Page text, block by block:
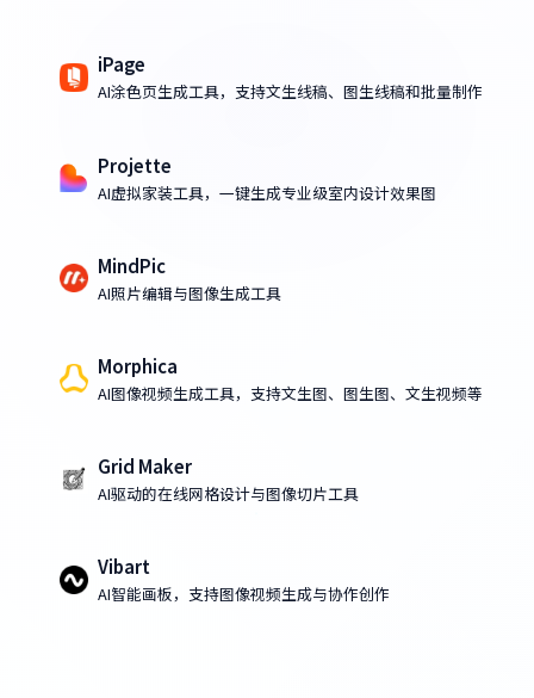
iPage
AI涂色页生成工具，支持文生线稿、图生线稿和批量制作
Projette
AI虚拟家装工具，一键生成专业级室内设计效果图
MindPic
AI照片编辑与图像生成工具
Morphica
AI图像视频生成工具，支持文生图、图生图、文生视频等
Grid Maker
AI驱动的在线网格设计与图像切片工具
Vibart
AI智能画板，支持图像视频生成与协作创作